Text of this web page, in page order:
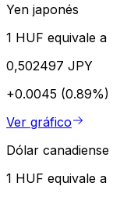
Yen japonés
1 HUF equivale a
0,502497 JPY
+0.0045 (0.89%)
Ver gráfico
Dólar canadiense
1 HUF equivale a